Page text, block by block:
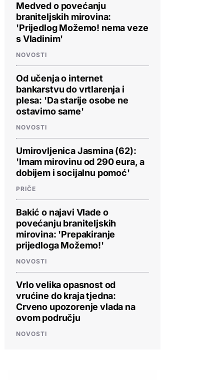
Medved o povećanju
braniteljskih mirovina:
'Prijedlog Možemo! nema veze
s Vladinim'
NOVOSTI
Od učenja o internet
bankarstvu do vrtlarenja i
plesa: 'Da starije osobe ne
ostavimo same'
NOVOSTI
Umirovljenica Jasmina (62):
'Imam mirovinu od 290 eura, a
dobijem i socijalnu pomoć'
PRIČE
Bakić o najavi Vlade o
povećanju braniteljskih
mirovina: 'Prepakiranje
prijedloga Možemo!'
NOVOSTI
Vrlo velika opasnost od
vrućine do kraja tjedna:
Crveno upozorenje vlada na
ovom području
NOVOSTI